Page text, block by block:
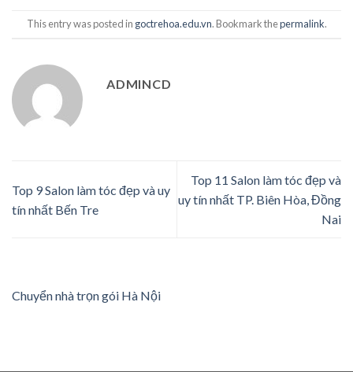
This entry was posted in goctrehoa.edu.vn. Bookmark thepermalink.
ADMINCD
Top 9 Salon làm tóc đẹp và uy
tín nhất Bến Tre
Top 11 Salon làm tóc đẹp và
uy tín nhất TP. Biên Hòa, Đồng
Nai
Chuyển nhà trọn gói Hà Nội